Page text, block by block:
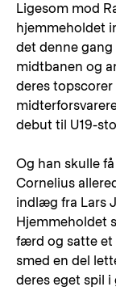
Ligesom mod
hjemmeholdet
det denne gang
midtbanen og
deres
debut til U19-
Og han skulle
Cornelius
indlæg fra Lars
Hjemmeholdet
færd og satte et
smed en del
deres eget spil